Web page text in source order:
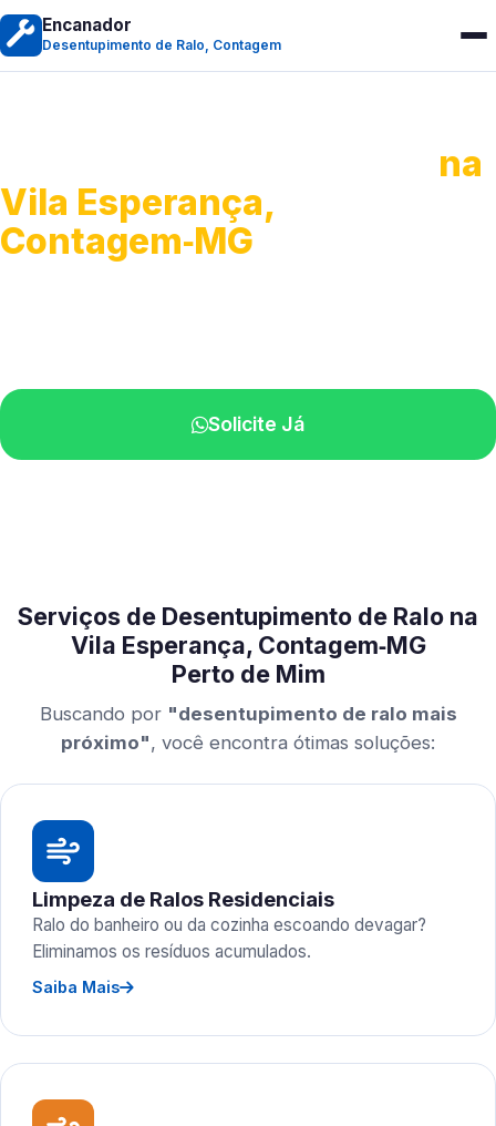
Encanador
Desentupimento de Ralo, Contagem
na
Vila Esperança,
Contagem‑MG
Solicite Já
Serviços de Desentupimento de Ralo na
Vila Esperança, Contagem‑MG
Perto de Mim
Buscando por "desentupimento de ralo mais
próximo", você encontra ótimas soluções:
Limpeza de Ralos Residenciais
Ralo do banheiro ou da cozinha escoando devagar?
Eliminamos os resíduos acumulados.
Saiba Mais